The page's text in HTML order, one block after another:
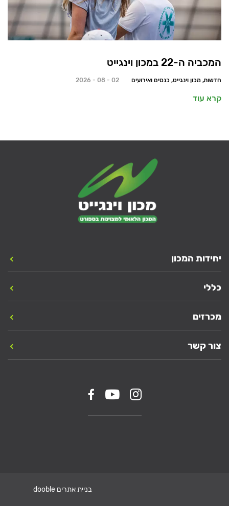
המכביה ה-22 במכון וינגייט
חדשות, מכון וינגייט, כנסים ואירועים 02 - 08 - 2026
קרא עוד
יחידות המכון
כללי
מכרזים
צור קשר
בניית אתרים dooble